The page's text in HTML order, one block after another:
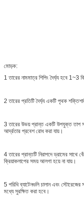
মোড়ক:
1 তারের নামমাত্র শিপিং দৈর্ঘ্য হবে
2 তারের প্রতিটি দৈর্ঘ্য একটি পৃথক
3 তারের উভয় প্রান্ত একটি উপযুক্ত তাপ
আর্দ্রতার প্রবেশ রোধ করা যায়।
4 তারের প্রান্তটি নিরাপদে ড্রামের সাথে
ক্রিয়াকলাপের সময় আলগা হয়ে না যায়।
5 পরিধি ব্যাটেনগুলি চালান এবং স্টোরেজের
মধ্যে সুরক্ষিত করা হবে।